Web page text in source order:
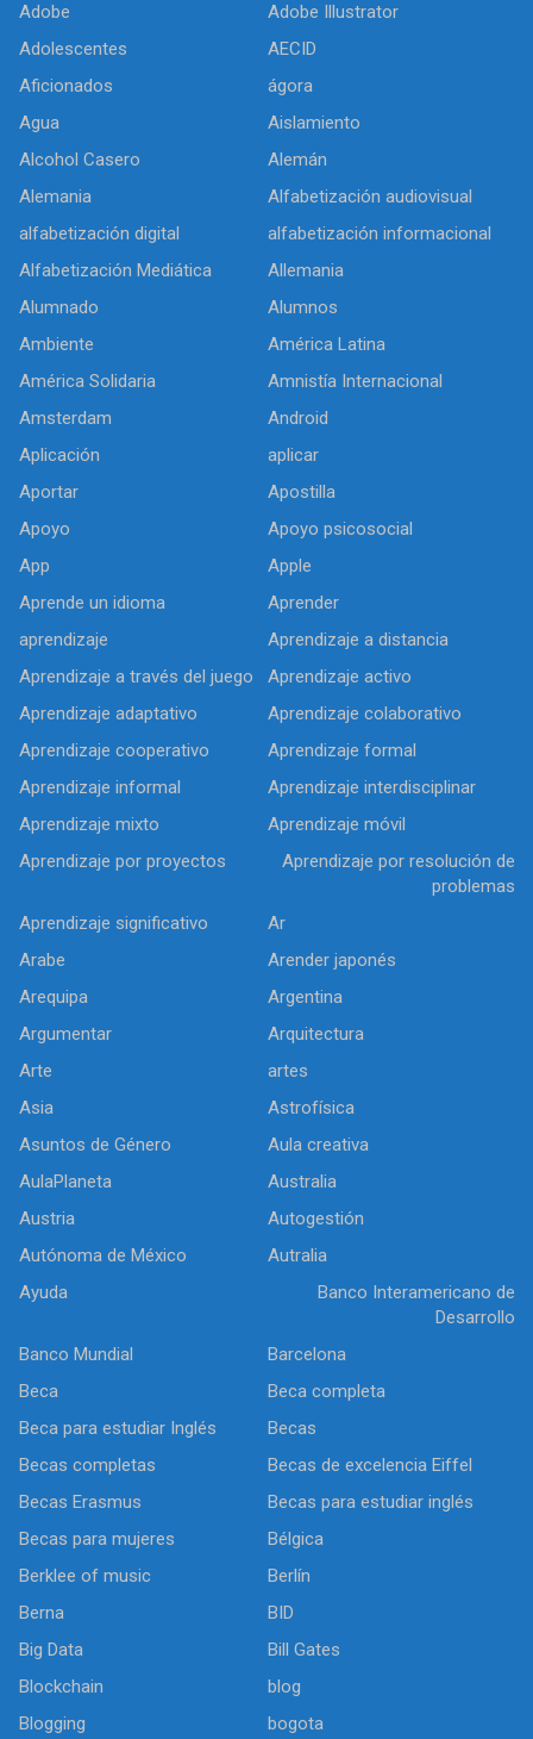
Adobe
Adobe Illustrator
Adolescentes
AECID
Aficionados
ágora
Agua
Aislamiento
Alcohol Casero
Alemán
Alemania
Alfabetización audiovisual
alfabetización digital
alfabetización informacional
Alfabetización Mediática
Allemania
Alumnado
Alumnos
Ambiente
América Latina
América Solidaria
Amnistía Internacional
Amsterdam
Android
Aplicación
aplicar
Aportar
Apostilla
Apoyo
Apoyo psicosocial
App
Apple
Aprende un idioma
Aprender
aprendizaje
Aprendizaje a distancia
Aprendizaje a través del juego
Aprendizaje activo
Aprendizaje adaptativo
Aprendizaje colaborativo
Aprendizaje cooperativo
Aprendizaje formal
Aprendizaje informal
Aprendizaje interdisciplinar
Aprendizaje mixto
Aprendizaje móvil
Aprendizaje por proyectos
Aprendizaje por resolución de
problemas
Aprendizaje significativo
Ar
Arabe
Arender japonés
Arequipa
Argentina
Argumentar
Arquitectura
Arte
artes
Asia
Astrofísica
Asuntos de Género
Aula creativa
AulaPlaneta
Australia
Austria
Autogestión
Autónoma de México
Autralia
Ayuda
Banco Interamericano de
Desarrollo
Banco Mundial
Barcelona
Beca
Beca completa
Beca para estudiar Inglés
Becas
Becas completas
Becas de excelencia Eiffel
Becas Erasmus
Becas para estudiar inglés
Becas para mujeres
Bélgica
Berklee of music
Berlín
Berna
BID
Big Data
Bill Gates
Blockchain
blog
Blogging
bogota